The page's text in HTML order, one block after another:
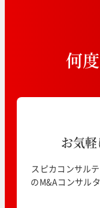
何度
お気軽
スピカコンサル
のM&Aコンサル